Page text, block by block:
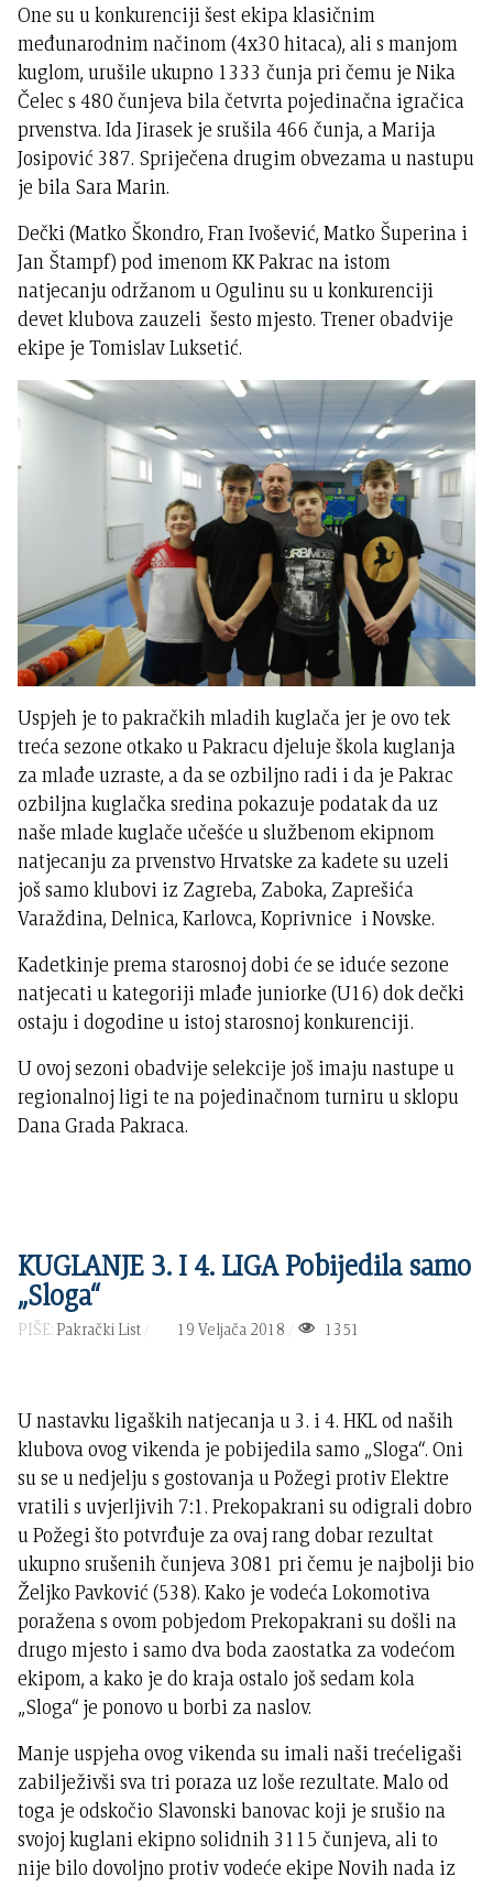
One su u konkurenciji šest ekipa klasičnim
međunarodnim načinom (4x30 hitaca), ali s manjom
kuglom, urušile ukupno 1333 čunja pri čemu je Nika
Čelec s 480 čunjeva bila četvrta pojedinačna igračica
prvenstva. Ida Jirasek je srušila 466 čunja, a Marija
Josipović 387. Spriječena drugim obvezama u nastupu
je bila Sara Marin.
Dečki (Matko Škondro, Fran Ivošević, Matko Šuperina i
Jan Štampf) pod imenom KK Pakrac na istom
natjecanju održanom u Ogulinu su u konkurenciji
devet klubova zauzeli šesto mjesto. Trener obadvije
ekipe je Tomislav Luksetić.
Uspjeh je to pakračkih mladih kuglača jer je ovo tek
treća sezone otkako u Pakracu djeluje škola kuglanja
za mlađe uzraste, a da se ozbiljno radi i da je Pakrac
ozbiljna kuglačka sredina pokazuje podatak da uz
naše mlade kuglače učešće u službenom ekipnom
natjecanju za prvenstvo Hrvatske za kadete su uzeli
još samo klubovi iz Zagreba, Zaboka, Zaprešića
Varaždina, Delnica, Karlovca, Koprivnice i Novske.
Kadetkinje prema starosnoj dobi će se iduće sezone
natjecati u kategoriji mlađe juniorke (U16) dok dečki
ostaju i dogodine u istoj starosnoj konkurenciji.
U ovoj sezoni obadvije selekcije još imaju nastupe u
regionalnoj ligi te na pojedinačnom turniru u sklopu
Dana Grada Pakraca.
KUGLANJE 3. I 4. LIGA Pobijedila samo
„Sloga“
PIŠE: Pakrački List 19 Veljača 2018 1351
U nastavku ligaških natjecanja u 3. i 4. HKL od naših
klubova ovog vikenda je pobijedila samo „Sloga“. Oni
su se u nedjelju s gostovanja u Požegi protiv Elektre
vratili s uvjerljivih 7:1. Prekopakrani su odigrali dobro
u Požegi što potvrđuje za ovaj rang dobar rezultat
ukupno srušenih čunjeva 3081 pri čemu je najbolji bio
Željko Pavković (538). Kako je vodeća Lokomotiva
poražena s ovom pobjedom Prekopakrani su došli na
drugo mjesto i samo dva boda zaostatka za vodećom
ekipom, a kako je do kraja ostalo još sedam kola
„Sloga“ je ponovo u borbi za naslov.
Manje uspjeha ovog vikenda su imali naši trećeligaši
zabilježivši sva tri poraza uz loše rezultate. Malo od
toga je odskočio Slavonski banovac koji je srušio na
svojoj kuglani ekipno solidnih 3115 čunjeva, ali to
nije bilo dovoljno protiv vodeće ekipe Novih nada iz